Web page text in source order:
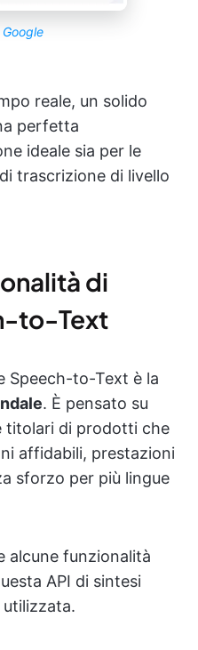
Google
reale, un solido
perfetta
ideale sia per le
trascrizione di livello
di
to-Text
Speech-to-Text è la
. È pensato su
titolari di prodotti che
affidabili, prestazioni
sforzo per più lingue
alcune funzionalità
API di sintesi